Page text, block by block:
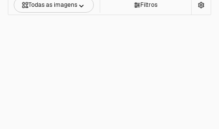
Todas as imagens Filtros